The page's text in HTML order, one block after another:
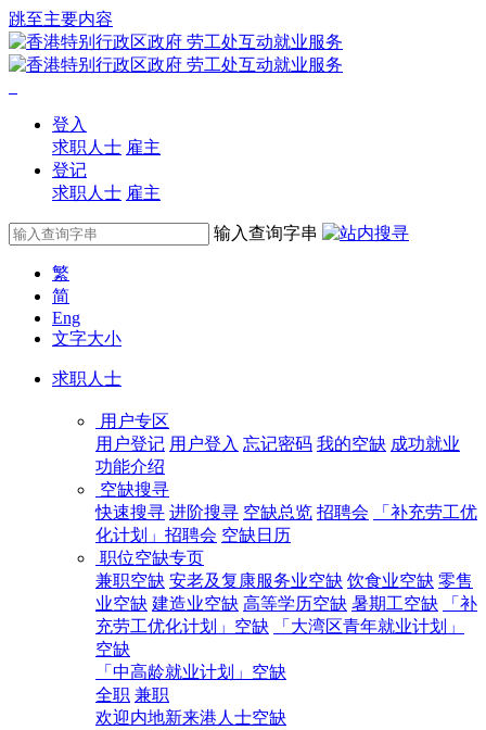
跳至主要内容
登入
求职人士 雇主
登记
求职人士 雇主
输入查询字串
繁
简
Eng
文字大小
求职人士
用户专区
用户登记 用户登入 忘记密码 我的空缺 成功就业
功能介绍
空缺搜寻
快速搜寻 进阶搜寻 空缺总览 招聘会
「补充劳工优
化计划」招聘会 空缺日历
职位空缺专页
兼职空缺 安老及复康服务业空缺 饮食业空缺 零售
业空缺 建造业空缺 高等学历空缺 暑期工空缺
「补
充劳工优化计划」空缺
「大湾区青年就业计划」
空缺
「中高龄就业计划」空缺
全职 兼职
欢迎内地新来港人士空缺